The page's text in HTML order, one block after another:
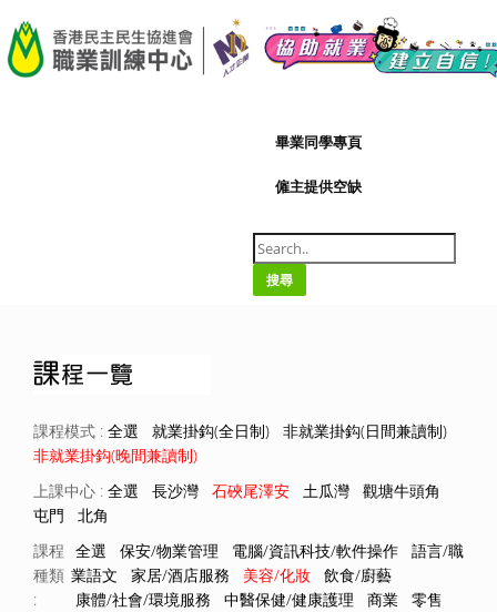
A- | A+
畢業同學專頁
僱主提供空缺
搜尋
課程模式 : 全選 就業掛鈎(全日制)
非就業掛鈎(日間兼讀制)
非就業掛鈎(晚間兼讀制)
上課中心 : 全選 長沙灣 石硤尾澤安 土瓜灣
觀塘牛頭角
屯門
北角
課程
種類
:
全選 保安/物業管理 電腦/資訊科技/軟件操作
語言/職
業語文
家居/酒店服務 美容/化妝
飲食/廚藝
康體/社會/環境服務
中醫保健/健康護理 商業
零售